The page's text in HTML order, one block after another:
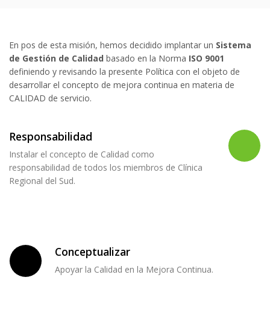
En pos de esta misión, hemos decidido implantar un Sistema
de Gestión de Calidad basado en la Norma ISO 9001
definiendo y revisando la presente Política con el objeto de
desarrollar el concepto de mejora continua en materia de
CALIDAD de servicio.
Responsabilidad
Instalar el concepto de Calidad como
responsabilidad de todos los miembros de Clínica
Regional del Sud.
Conceptualizar
Apoyar la Calidad en la Mejora Continua.